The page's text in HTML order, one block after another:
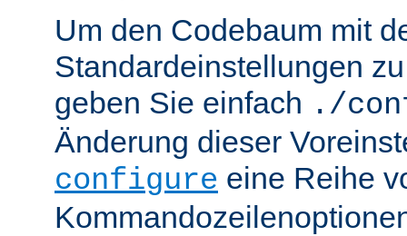
Um den Codebaum mit
Standardeinstellungen
geben Sie einfach ./
Änderung dieser
configure eine Reihe